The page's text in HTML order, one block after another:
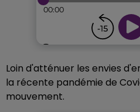
Loin d'atténuer les envies
la récente pandémie de
mouvement.